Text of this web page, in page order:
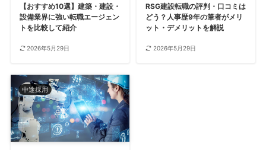
【おすすめ10選】建築・建設・
設備業界に強い転職エージェン
トを比較して紹介
2026年5月29日
RSG建設転職の評判・口コミは
どう？人事歴9年の筆者がメリ
ット・デメリットを解説
2026年5月29日
中途採用